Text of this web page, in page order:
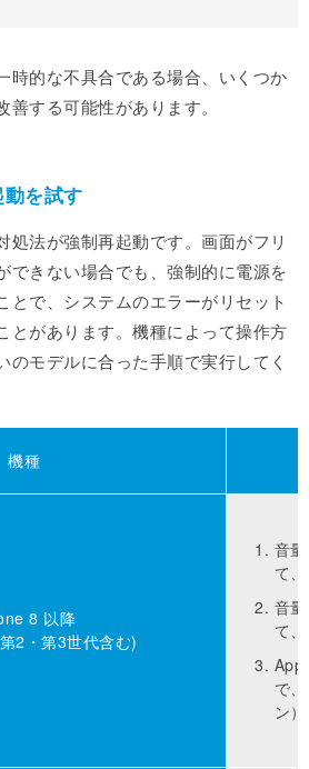
時的な不具合である場合、いくつか
する可能性があります。
を試す
処法が強制再起動です。画面がフリ
できない場合でも、強制的に電源を
とで、システムのエラーがリセット
とがあります。機種によって操作方
のモデルに合った手順で実行してく
機種
8 以降
2・第3世代含む)
音
て
音
て
で
ン